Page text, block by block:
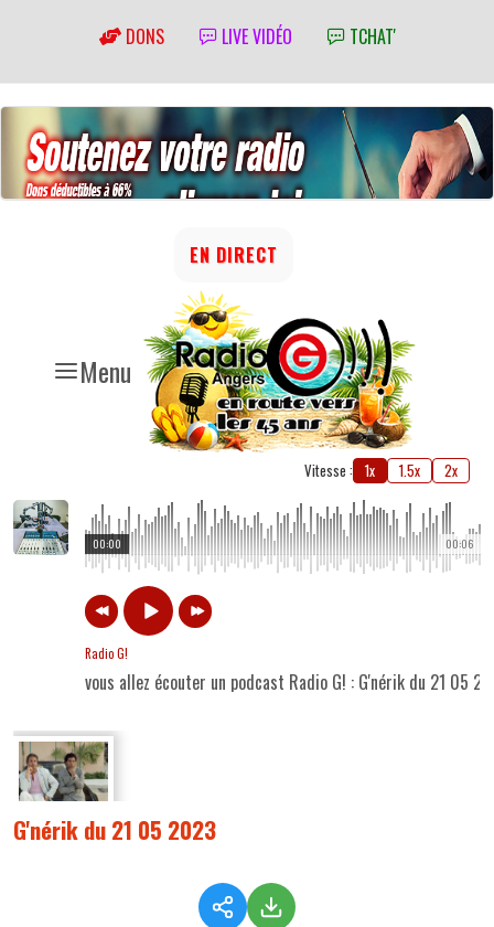
DONS LIVE VIDÉO TCHAT'
Menu
EN DIRECT
Vitesse : 1x 1.5x 2x
00:06
00:00
Radio G!
vous allez écouter un podcast Radio G! : G'nérik du 21 05
G'nérik du 21 05 2023